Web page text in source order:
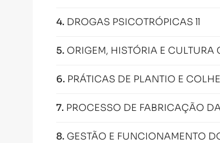
4. DROGAS PSICOTRÓPICAS ll
5. ORIGEM, HISTÓRIA E
6. PRÁTICAS DE PLANTIO E
7. PROCESSO DE FABRICAÇÃO
8. GESTÃO E FUNCIONAMENTO